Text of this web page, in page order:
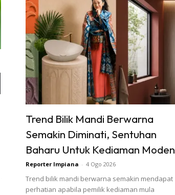
Trend Bilik Mandi Berwarna
Semakin Diminati, Sentuhan
Baharu Untuk Kediaman Moden
Reporter Impiana - 4 Ogo 2026
Trend bilik mandi berwarna semakin mendapat
perhatian apabila pemilik kediaman mula